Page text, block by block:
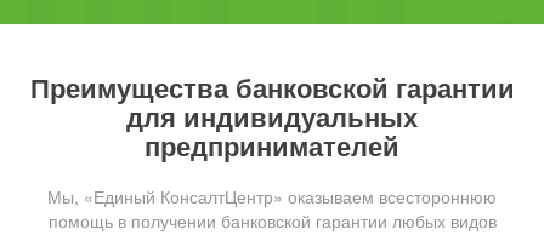
Преимущества банковской гарантии
для индивидуальных
предпринимателей
Мы, «Единый КонсалтЦентр» оказываем всестороннюю
помощь в получении банковской гарантии любых видов